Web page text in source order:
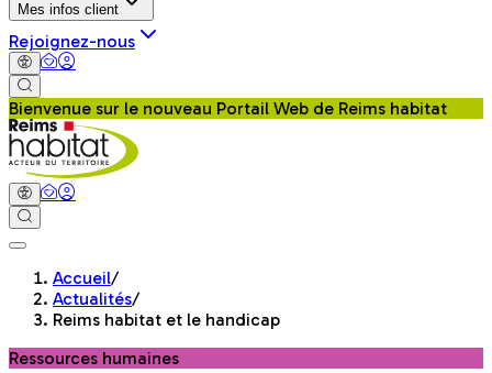
Mes infos client
Rejoignez-nous
Bienvenue sur le nouveau Portail Web de Reims habitat
Accueil/
Actualités/
Reims habitat et le handicap
Ressources humaines